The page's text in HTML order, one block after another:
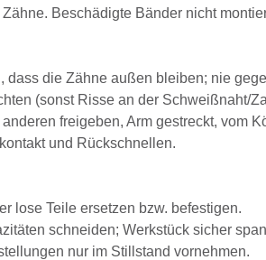
Beschädigte Bänder nicht
dass die Zähne außen bleiben; nie
(sonst Risse an der Schweißnaht/
freigeben, Arm gestreckt, vom
und Rückschnellen.
lose Teile ersetzen bzw. befestigen.
schneiden; Werkstück sicher
nur im Stillstand vornehmen.